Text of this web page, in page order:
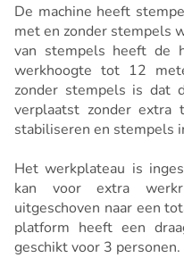
De machine heeft
met en zonder stempels
van stempels heeft de
werkhoogte tot 12
zonder stempels is dat
verplaatst zonder
stabiliseren en stempels
Het werkplateau is
kan voor extra
uitgeschoven naar een
platform heeft een
geschikt voor 3 personen.